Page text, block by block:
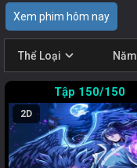
Xem phim hôm nay
Thể Loại expand_more Năm
150/150
2D